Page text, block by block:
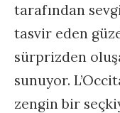
tarafından
tasvir eden
sürprizden
sunuyor.
zengin bir